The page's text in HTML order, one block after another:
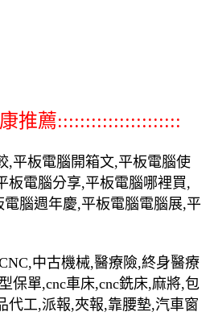
推薦::::::::::::::::::::::
,平板電腦開箱文,平板電腦使
板電腦分享,平板電腦哪裡買,
腦週年慶,平板電腦電腦展,平
中古機械,醫療險,終身醫療
保單,cnc車床,cnc銑床,麻將,包
代工,派報,夾報,靠腰墊,汽車窗